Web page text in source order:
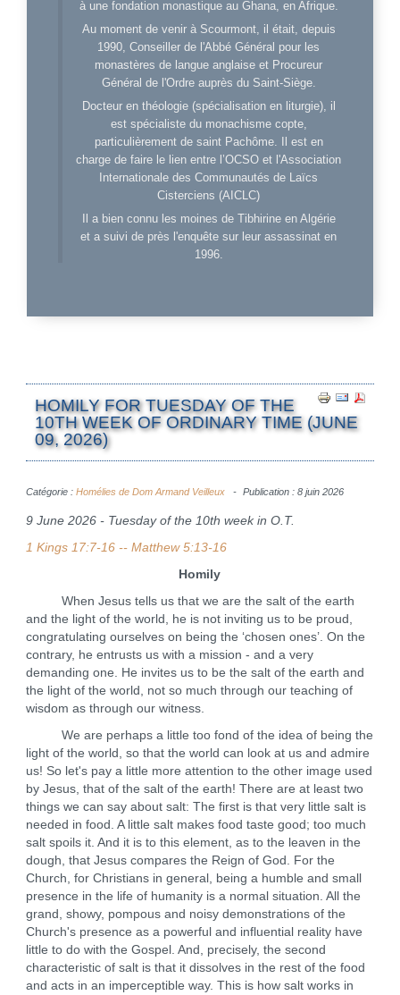
à une fondation monastique au Ghana, en Afrique.
Au moment de venir à Scourmont, il était, depuis
1990, Conseiller de l'Abbé Général pour les
monastères de langue anglaise et Procureur
Général de l'Ordre auprès du Saint-Siège.
Docteur en théologie (spécialisation en liturgie), il
est spécialiste du monachisme copte,
particulièrement de saint Pachôme. Il est en
charge de faire le lien entre l’OCSO et l'Association
Internationale des Communautés de Laïcs
Cisterciens (AICLC)
Il a bien connu les moines de Tibhirine en Algérie
et a suivi de près l'enquête sur leur assassinat en
1996.
HOMILY FOR TUESDAY OF THE
10TH WEEK OF ORDINARY TIME (JUNE
09, 2026)
Catégorie : Homélies de Dom Armand Veilleux Publication : 8 juin 2026
9 June 2026 - Tuesday of the 10th week in O.T.
1 Kings 17:7-16 -- Matthew 5:13-16
Homily
When Jesus tells us that we are the salt of the earth
and the light of the world, he is not inviting us to be proud,
congratulating ourselves on being the ‘chosen ones’. On the
contrary, he entrusts us with a mission - and a very
demanding one. He invites us to be the salt of the earth and
the light of the world, not so much through our teaching of
wisdom as through our witness.
We are perhaps a little too fond of the idea of being the
light of the world, so that the world can look at us and admire
us! So let's pay a little more attention to the other image used
by Jesus, that of the salt of the earth! There are at least two
things we can say about salt: The first is that very little salt is
needed in food. A little salt makes food taste good; too much
salt spoils it. And it is to this element, as to the leaven in the
dough, that Jesus compares the Reign of God. For the
Church, for Christians in general, being a humble and small
presence in the life of humanity is a normal situation. All the
grand, showy, pompous and noisy demonstrations of the
Church's presence as a powerful and influential reality have
little to do with the Gospel. And, precisely, the second
characteristic of salt is that it dissolves in the rest of the food
and acts in an imperceptible way. This is how salt works in